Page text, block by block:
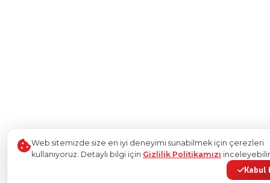
Web sitemizde size en iyi deneyimi sunabilmek için çerezleri
kullanıyoruz. Detaylı bilgi için Gizlilik Politikamızı
Kabul